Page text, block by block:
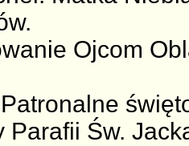
Ojcom
Parafii Św.